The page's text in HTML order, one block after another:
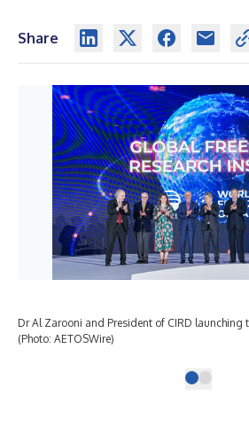
Share
Dr Al Zarooni and President of CIRD launching
(Photo: AETOSWire)